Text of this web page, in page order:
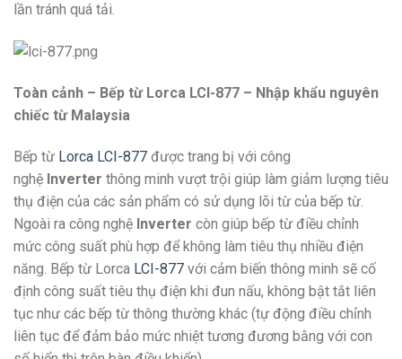
lần tránh quá tải.
Toàn cảnh – Bếp từ Lorca LCI-877 – Nhập khẩu nguyên
chiếc từ Malaysia
Bếp từ Lorca LCI-877 được trang bị với công
nghệ Inverter thông minh vượt trội giúp làm giảm lượng tiêu
thụ điện của các sản phẩm có sử dụng lõi từ của bếp từ.
Ngoài ra công nghệ Inverter còn giúp bếp từ điều chỉnh
mức công suất phù hợp để không làm tiêu thụ nhiều điện
năng. Bếp từ Lorca LCI-877 với cảm biến thông minh sẽ cố
định công suất tiêu thụ điện khi đun nấu, không bật tắt liên
tục như các bếp từ thông thường khác (tự động điều chỉnh
liên tục để đảm bảo mức nhiệt tương đương bằng với con